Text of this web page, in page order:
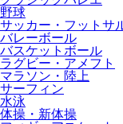
野球
サッカー・フットサ
バレーボール
バスケットボール
ラグビー・アメフト
マラソン・陸上
サーフィン
水泳
体操・新体操